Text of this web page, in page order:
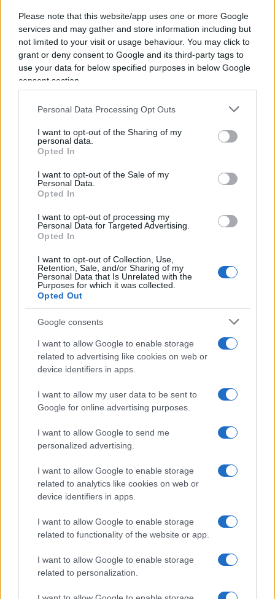
Please note that this website/app uses one or more Google
services and may gather and store information including but
not limited to your visit or usage behaviour. You may click to
grant or deny consent to Google and its third-party tags to
use your data for below specified purposes in below Google
consent section.
Personal Data Processing Opt Outs
I want to opt-out of the Sharing of my
personal data.
Opted In
I want to opt-out of the Sale of my
Personal Data.
Opted In
I want to opt-out of processing my
Personal Data for Targeted Advertising.
Opted In
I want to opt-out of Collection, Use,
Retention, Sale, and/or Sharing of my
Personal Data that Is Unrelated with the
Purposes for which it was collected.
Opted Out
Google consents
I want to allow Google to enable storage
related to advertising like cookies on web or
device identifiers in apps.
I want to allow my user data to be sent to
Google for online advertising purposes.
I want to allow Google to send me
personalized advertising.
I want to allow Google to enable storage
related to analytics like cookies on web or
device identifiers in apps.
I want to allow Google to enable storage
related to functionality of the website or app.
I want to allow Google to enable storage
related to personalization.
rappresentativa” suona come già sentita e riapre
scenari politicamente già visti. Se non fosse per
quel 4 dicembre 2016, data di svolta per la politica
italiana e triste epilogo del rottamatore di
Pontassieve, il Pd avrebbe in mano un vera e
propria arma politica, a dir poco profittevole,
mondo”.
I tempi cambiano ed oggi, il Pd, opponendosi ad
una riforma popolarissima, rischia di apparire
sempre più, agli occhi di una opinione pubblica
polarizzata, come il partito dei privilegi. La
riduzione del numero dei parlamentari piace alla
maggior parte degli elettori: dai più riformatori,
che vorrebbero si aprisse la concreta occasione
per una tanto auspicata riforma del sistema
istituzionale (magari affiancando alla riduzione del
numero dei parlamentari un sistema uninominale
all’inglese, che permetterebbe un legame diretto
tra eletti e territori nonché una maggior selezione
dei candidati), a coloro che si accontentano di un
minimo taglio dei costi della politica.
Forza Italia per evitare ripercussioni politiche ha
preferito non partecipare al voto. I Dem, al
contrario, appaiono stretti in una morsa, in una
situazionelose-lose . Tralasciando le piccole
incoerenze di cui la politica è piena, non rimane
altra scelta all’infuori dell’alternativa fra uno
sconfitta in una eventuale prova di forza
referendaria contro il taglio. Che potrebbe indurre